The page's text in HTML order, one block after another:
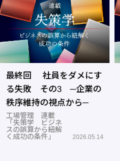
最終回 社員をダメにす
る失敗 その3 ─企業の
秩序維持の視点から─
工場管理 連載
「失策学 ビジネ
スの誤算から紐解
く成功の条件」
2026.05.14